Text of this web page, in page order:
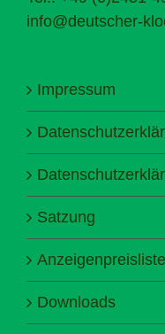
info@deutscher-
Impressum
Satzung
Anzeigenpreisliste
Downloads